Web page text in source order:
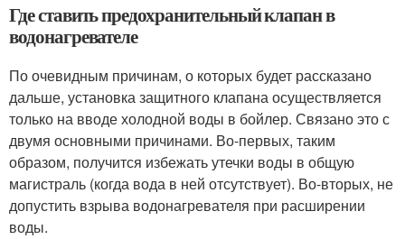
Где ставить предохранительный клапан в
водонагревателе
По очевидным причинам, о которых будет рассказано
дальше, установка защитного клапана осуществляется
только на вводе холодной воды в бойлер. Связано это с
двумя основными причинами. Во-первых, таким
образом, получится избежать утечки воды в общую
магистраль (когда вода в ней отсутствует). Во-вторых, не
допустить взрыва водонагревателя при расширении
воды.